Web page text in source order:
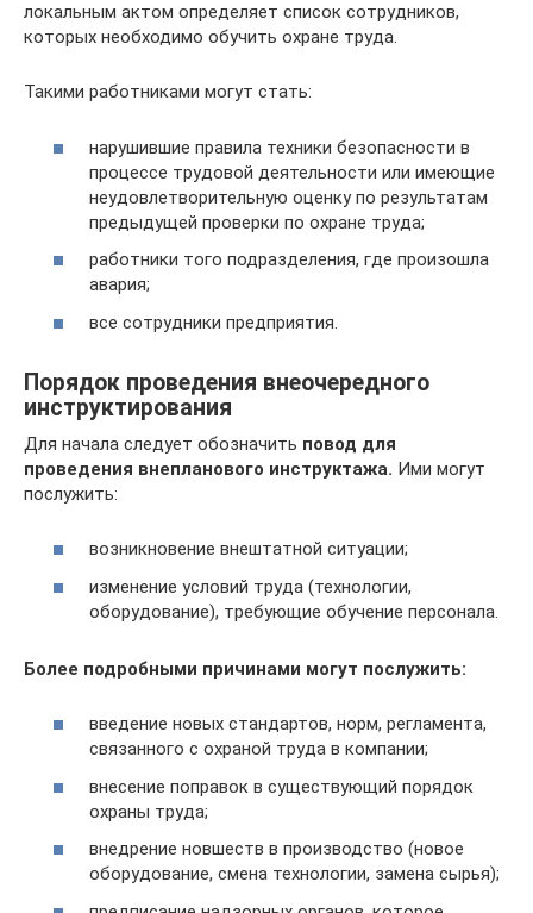
локальным актом определяет список сотрудников,
которых необходимо обучить охране труда.
Такими работниками могут стать:
нарушившие правила техники безопасности в
процессе трудовой деятельности или имеющие
неудовлетворительную оценку по результатам
предыдущей проверки по охране труда;
работники того подразделения, где произошла
авария;
все сотрудники предприятия.
Порядок проведения внеочередного
инструктирования
Для начала следует обозначить повод для
проведения внепланового инструктажа. Ими могут
послужить:
возникновение внештатной ситуации;
изменение условий труда (технологии,
оборудование), требующие обучение персонала.
Более подробными причинами могут послужить:
введение новых стандартов, норм, регламента,
связанного с охраной труда в компании;
внесение поправок в существующий порядок
охраны труда;
внедрение новшеств в производство (новое
оборудование, смена технологии, замена сырья);